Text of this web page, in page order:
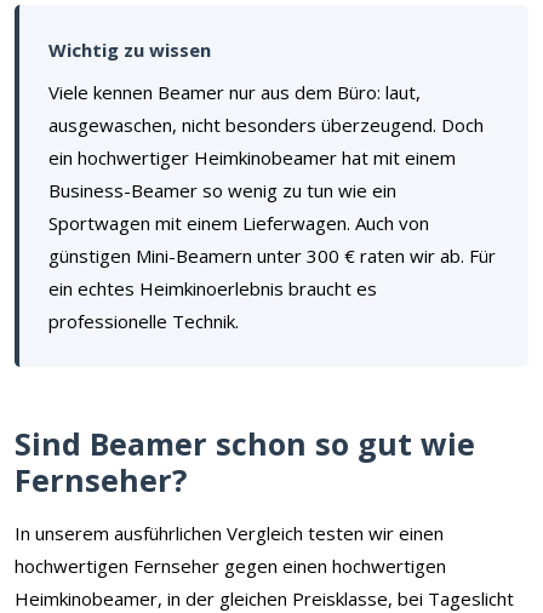
Wichtig zu wissen
Viele kennen Beamer nur aus dem Büro: laut,
ausgewaschen, nicht besonders überzeugend. Doch
ein hochwertiger Heimkinobeamer hat mit einem
Business-Beamer so wenig zu tun wie ein
Sportwagen mit einem Lieferwagen. Auch von
günstigen Mini-Beamern unter 300 € raten wir ab. Für
ein echtes Heimkinoerlebnis braucht es
professionelle Technik.
Sind Beamer schon so gut wie
Fernseher?
In unserem ausführlichen Vergleich testen wir einen
hochwertigen Fernseher gegen einen hochwertigen
Heimkinobeamer, in der gleichen Preisklasse, bei Tageslicht